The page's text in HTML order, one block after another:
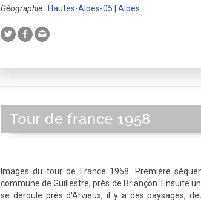
Géographie : Hautes-Alpes-05 Alpes
Tour de france 1958
Images du tour de France 1958. Première
commune de Guillestre, près de Briançon. Ensuite
se déroule près d'Arvieux, il y a des paysages,